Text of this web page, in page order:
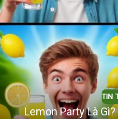
TIN
Lemon Party Là